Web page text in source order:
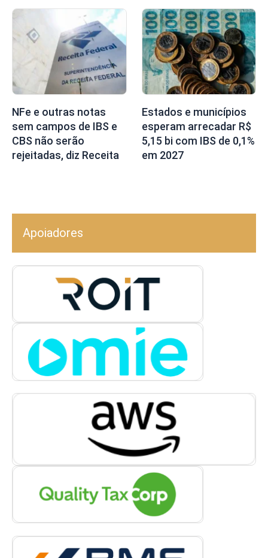
NFe e outras notas
sem campos de IBS e
CBS não serão
rejeitadas, diz Receita
Estados e municípios
esperam arrecadar R$
5,15 bi com IBS de 0,1%
em 2027
Apoiadores